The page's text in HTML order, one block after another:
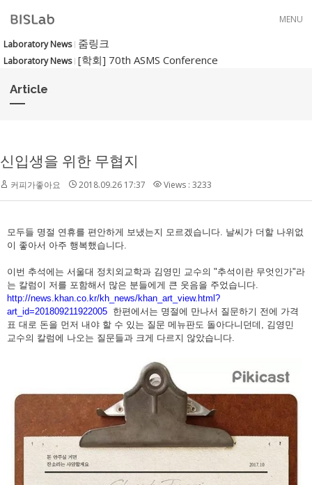
MENU
Laboratory News 줌링크
Laboratory News [학회] 70th ASMS Conference
Article
신입생을 위한 무협지
커피가좋아요 2018.09.26 17:37 Views : 3233
모두들 명절 연휴를 편안하게 보냈는지 모르겠습니다. 날씨가 더할 나위없
이 좋아서 아주 행복했습니다.
이번 추석에는 서울대 정치외교학과 김영민 교수의 "추석이란 무엇인가"라
는 칼럼이 저를 포함해서 많은 분들에게 큰 웃음을 주었습니다.
http://news.khan.co.kr/kh_news/khan_art_view.html?
art_id=201809211922005 한편에서는 명절에 만나서 질문하기 전에 가격
표 대로 돈을 먼저 내야 할 수 있는 질문 메뉴판도 돌아다니던데, 김영민
교수의 칼럼에 나오는 질문들과 크게 다르지 않았습니다.